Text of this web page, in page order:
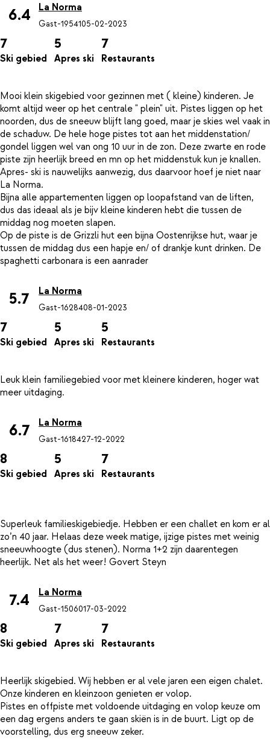
6.4 La Norma
Gast-1954105-02-2023
7
Ski gebied
5
Apres ski
7
Restaurants
Mooi klein skigebied voor gezinnen met ( kleine) kinderen. Je
komt altijd weer op het centrale " plein" uit. Pistes liggen op het
noorden, dus de sneeuw blijft lang goed, maar je skies wel vaak in
de schaduw. De hele hoge pistes tot aan het middenstation/
gondel liggen wel van ong 10 uur in de zon. Deze zwarte en rode
piste zijn heerlijk breed en mn op het middenstuk kun je knallen.
Apres- ski is nauwelijks aanwezig, dus daarvoor hoef je niet naar
La Norma.
Bijna alle appartementen liggen op loopafstand van de liften,
dus das ideaal als je bijv kleine kinderen hebt die tussen de
middag nog moeten slapen.
Op de piste is de Grizzli hut een bijna Oostenrijkse hut, waar je
tussen de middag dus een hapje en/ of drankje kunt drinken. De
5.7 La Norma
Gast-1628408-01-2023
7
Ski gebied
5
Apres ski
5
Restaurants
Leuk klein familiegebied voor met kleinere kinderen, hoger wat
6.7 La Norma
Gast-1618427-12-2022
8
Ski gebied
5
Apres ski
7
Restaurants
Superleuk familieskigebiedje. Hebben er een challet en kom er al
zo’n 40 jaar. Helaas deze week matige, ijzige pistes met weinig
sneeuwhoogte (dus stenen). Norma 1+2 zijn daarentegen
7.4 La Norma
Gast-1506017-03-2022
8
Ski gebied
7
Apres ski
7
Restaurants
Heerlijk skigebied. Wij hebben er al vele jaren een eigen chalet.
Onze kinderen en kleinzoon genieten er volop.
Pistes en offpiste met voldoende uitdaging en volop keuze om
een dag ergens anders te gaan skiën is in de buurt. Ligt op de
voorstelling, dus erg sneeuw zeker.